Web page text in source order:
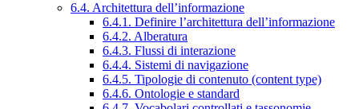
6.4. Architettura dell’informazione
6.4.1. Definire l’architettura dell’informazione
6.4.2. Alberatura
6.4.3. Flussi di interazione
6.4.4. Sistemi di navigazione
6.4.5. Tipologie di contenuto (content type)
6.4.6. Ontologie e standard